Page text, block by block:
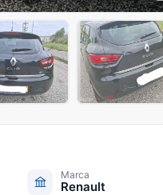
Marca
Renault